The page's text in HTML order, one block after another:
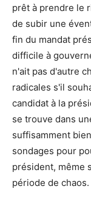
prêt à prendre le
de subir une
fin du mandat
difficile à
n'ait pas d'autre
radicales s'il
candidat à la
se trouve dans
suffisamment
sondages pour
président, même
période de chaos.